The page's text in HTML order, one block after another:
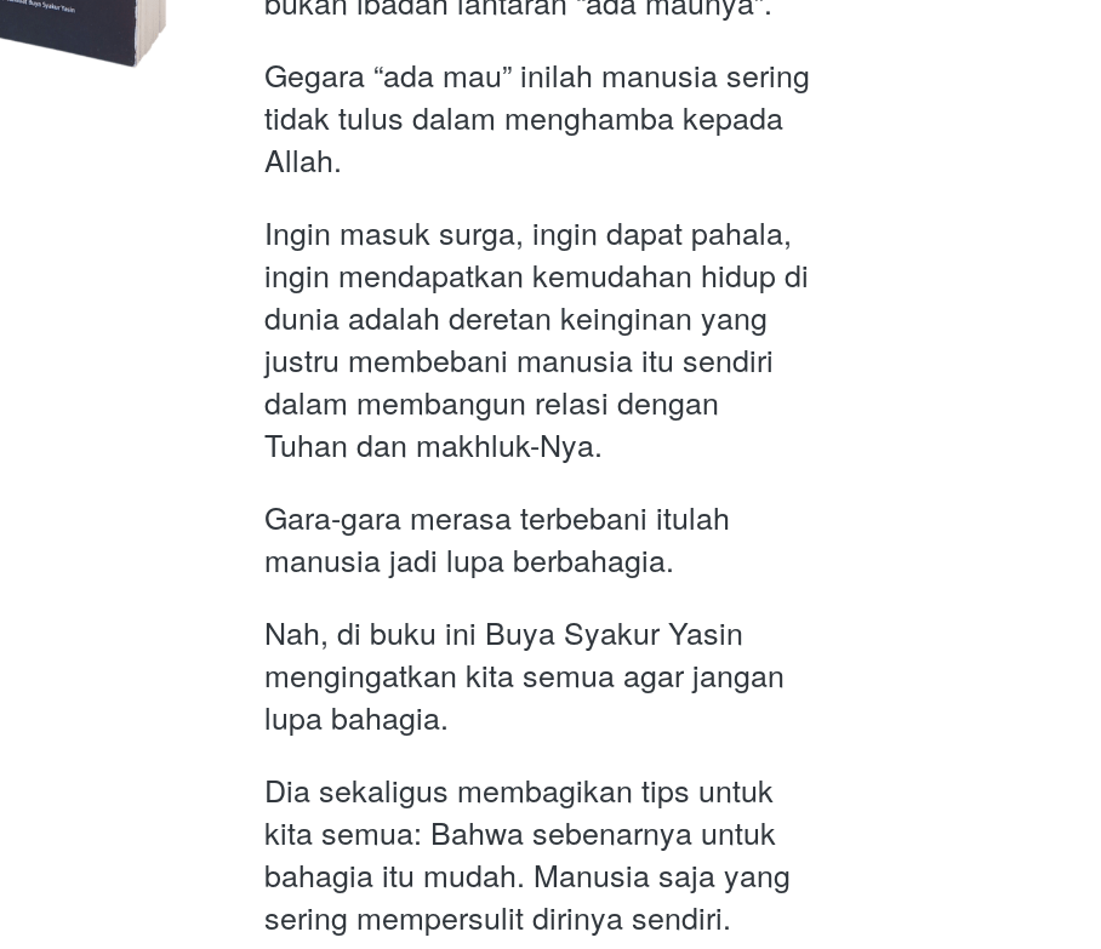
Gegara “ada mau” inilah manusia sering
tidak tulus dalam menghamba kepada
Allah.
Ingin masuk surga, ingin dapat pahala,
ingin mendapatkan kemudahan hidup di
dunia adalah deretan keinginan yang
justru membebani manusia itu sendiri
dalam membangun relasi dengan
Tuhan dan makhluk-Nya.
Gara-gara merasa terbebani itulah
manusia jadi lupa berbahagia.
Nah, di buku ini Buya Syakur Yasin
mengingatkan kita semua agar jangan
lupa bahagia.
Dia sekaligus membagikan tips untuk
kita semua: Bahwa sebenarnya untuk
bahagia itu mudah. Manusia saja yang
sering mempersulit dirinya sendiri.